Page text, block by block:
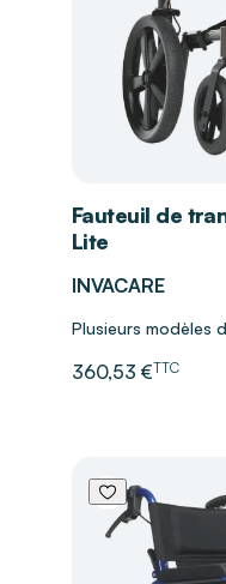
Fauteuil de
Lite
INVACARE
Plusieurs modèles
360,53 €TTC